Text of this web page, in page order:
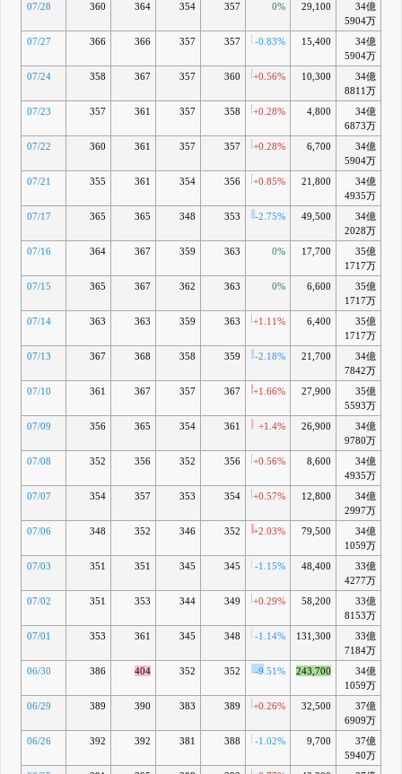
07/28 360 364 354 357 0% 29,100
34億
5904万
07/27 366 366 357 357 -0.83% 15,400
34億
5904万
07/24 358 367 357 360 +0.56% 10,300
34億
8811万
07/23 357 361 357 358 +0.28% 4,800
34億
6873万
07/22 360 361 357 357 +0.28% 6,700
34億
5904万
07/21 355 361 354 356 +0.85% 21,800
34億
4935万
07/17 365 365 348 353 -2.75% 49,500
34億
2028万
07/16 364 367 359 363 0% 17,700
35億
1717万
07/15 365 367 362 363 0% 6,600
35億
1717万
07/14 363 363 359 363 +1.11% 6,400
35億
1717万
07/13 367 368 358 359 -2.18% 21,700
34億
7842万
07/10 361 367 357 367 +1.66% 27,900
35億
5593万
07/09 356 365 354 361 +1.4% 26,900
34億
9780万
07/08 352 356 352 356 +0.56% 8,600
34億
4935万
07/07 354 357 353 354 +0.57% 12,800
34億
2997万
07/06 348 352 346 352 +2.03% 79,500
34億
1059万
07/03 351 351 345 345 -1.15% 48,400
33億
4277万
07/02 351 353 344 349 +0.29% 58,200
33億
8153万
07/01 353 361 345 348 -1.14% 131,300
33億
7184万
06/30 386 404 352 352 -9.51% 243,700
34億
1059万
06/29 389 390 383 389 +0.26% 32,500
37億
6909万
06/26 392 392 381 388 -1.02% 9,700
37億
5940万